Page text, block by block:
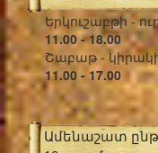
Երկուշաբթի -
11.00 - 18.00
Շաբաթ -
11.00 - 17.00
Ամենաշատ